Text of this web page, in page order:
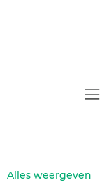
Alles weergeven